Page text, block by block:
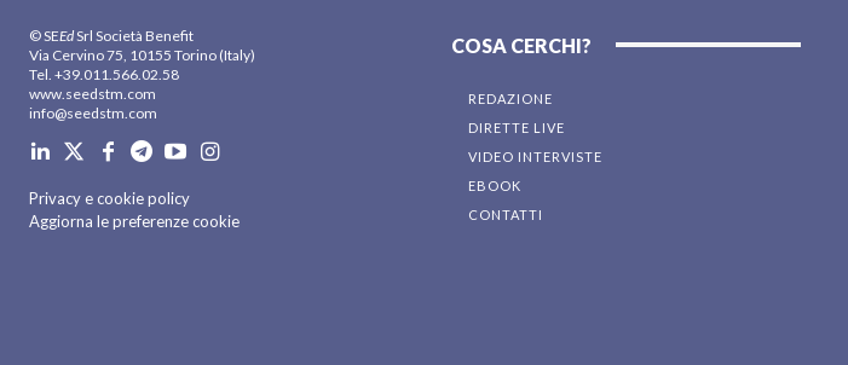
© SEEdSrl Società Benefit
Via Cervino 75, 10155 Torino (Italy)
Tel. +39.011.566.02.58
www.seedstm.com
info@seedstm.com
Privacy e cookie policy
Aggiorna le preferenze cookie
COSA CERCHI?
REDAZIONE
DIRETTE LIVE
VIDEO INTERVISTE
EBOOK
CONTATTI